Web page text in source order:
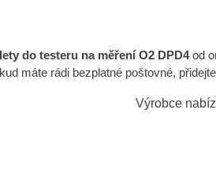
do testeru na měření O2 DPD4od
máte rádi bezplatné poštovné,
Výrobce